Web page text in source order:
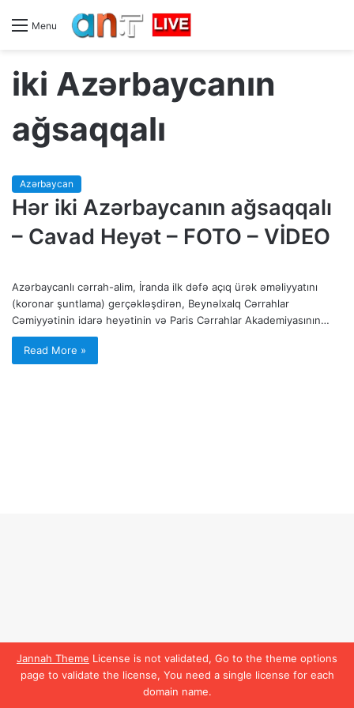
Jannah Theme License is not validated, Go to the theme options
page to validate the license, You need a single license for each
domain name.
Menu
iki Azərbaycanın
ağsaqqalı
Azərbaycan
Hər iki Azərbaycanın ağsaqqalı
– Cavad Heyət – FOTO – VİDEO
Azərbaycanlı cərrah-alim, İranda ilk dəfə açıq ürək əməliyyatını
(koronar şuntlama) gerçəkləşdirən, Beynəlxalq Cərrahlar
Cəmiyyətinin idarə heyətinin və Paris Cərrahlar Akademiyasının…
Read More »